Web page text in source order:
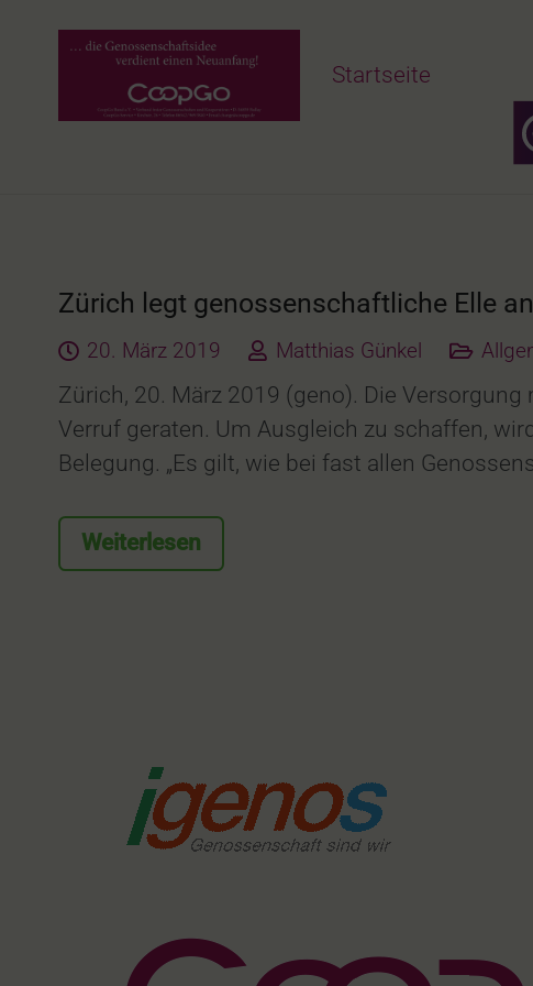
Startseite
Zürich legt genossenschaftliche Elle an
20. März 2019 Matthias Günkel
Zürich, 20. März 2019 (geno). Die
Verruf geraten. Um Ausgleich zu schaffen,
Belegung. „Es gilt, wie bei fast allen
Weiterlesen